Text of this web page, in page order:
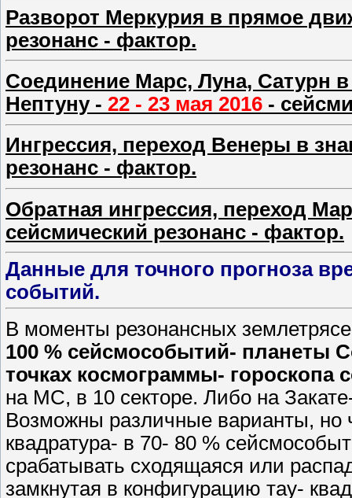
Разворот Меркурия в прямое
резонанс - фактор.
Соединение Марс, Луна, Сатурн
Нептуну - 22 - 23 мая 2016 -
Ингрессия, переход Венеры в
резонанс - фактор.
Обратная ингрессия, переход
сейсмический резонанс - фактор.
Данные для точного прогноза
событий.
В моменты резонансных
100 % сейсмособытий- планеты
точках космограммы- гороскопа
на MC, в 10 секторе. Либо на
Возможны различные варианты, но
квадратура- в 70- 80 %
срабатывать сходящаяся или
замкнутая в конфигурацию тау-